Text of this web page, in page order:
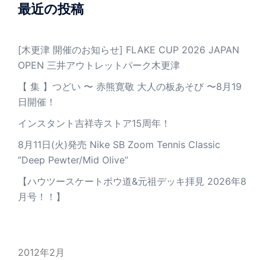
最近の投稿
[木更津 開催のお知らせ] FLAKE CUP 2026 JAPAN
OPEN 三井アウトレットパーク木更津
【 集 】つどい 〜 赤熊寛敬 大人の板あそび 〜8月19
日開催！
インスタント吉祥寺ストア15周年！
8月11日(火)発売 Nike SB Zoom Tennis Classic
”Deep Pewter/Mid Olive”
【ハウツースケートボウ道&元祖デッキ拝見 2026年8
月号！！】
2012年2月